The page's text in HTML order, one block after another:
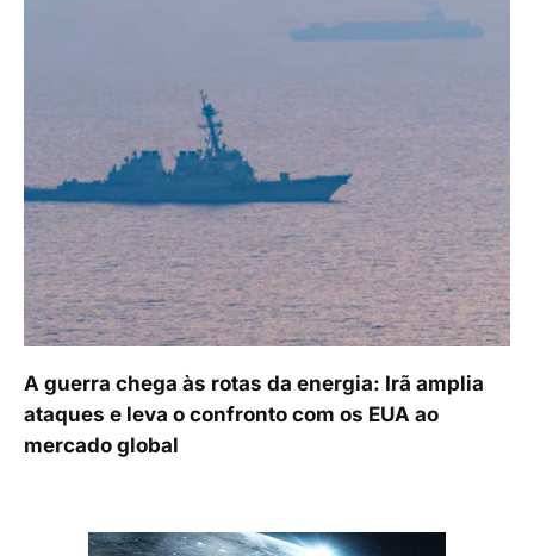
A guerra chega às rotas da energia: Irã amplia
ataques e leva o confronto com os EUA ao
mercado global